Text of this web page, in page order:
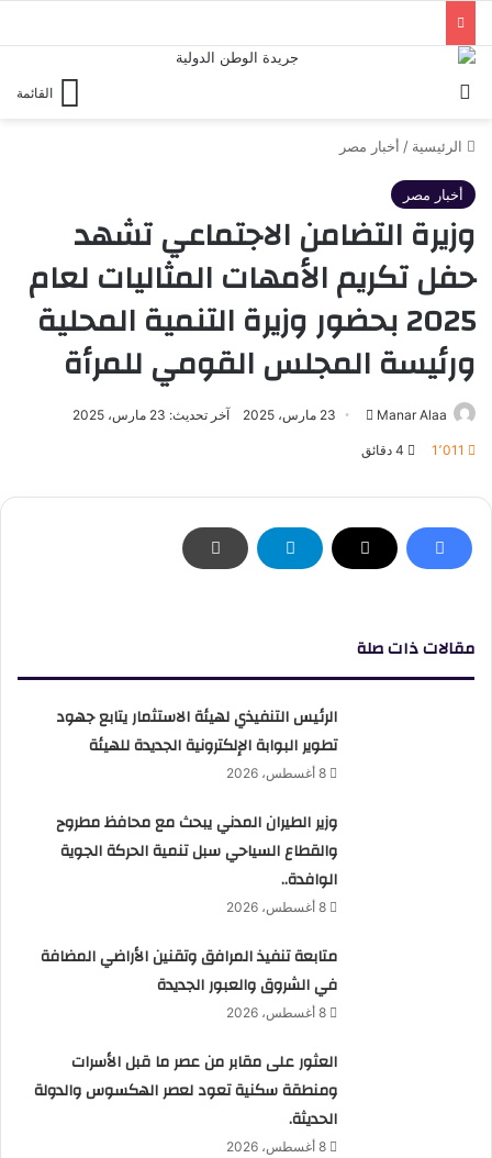
القائمة
الرئيسية / أخبار مصر
أخبار مصر
وزيرة التضامن الاجتماعي تشهد
حفل تكريم الأمهات المثاليات لعام
2025 بحضور وزيرة التنمية المحلية
ورئيسة المجلس القومي للمرأة
Manar Alaa
أرسل 23 مارس، 2025 آخر تحديث: 23 مارس، 2025
1٬011
مقالات ذات صلة
الرئيس التنفيذي لهيئة الاستثمار يتابع جهود
تطوير البوابة الإلكترونية الجديدة للهيئة
8 أغسطس، 2026
وزير الطيران المدني يبحث مع محافظ مطروح
والقطاع السياحي سبل تنمية الحركة الجوية
الوافدة..
8 أغسطس، 2026
متابعة تنفيذ المرافق وتقنين الأراضي المضافة
في الشروق والعبور الجديدة
8 أغسطس، 2026
العثور على مقابر من عصر ما قبل الأسرات
ومنطقة سكنية تعود لعصر الهكسوس والدولة
الحديثة.
8 أغسطس، 2026